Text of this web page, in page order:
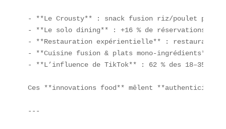
- **Le Crousty** : snack fusion riz/poulet
- **Le solo dining** : +16 % de réservations
- **Restauration expérientielle** : restaurants
- **Cuisine fusion & plats mono-ingrédients** :
- **L’influence de TikTok** : 62 % des 18–35
Ces **innovations food** mêlent
---